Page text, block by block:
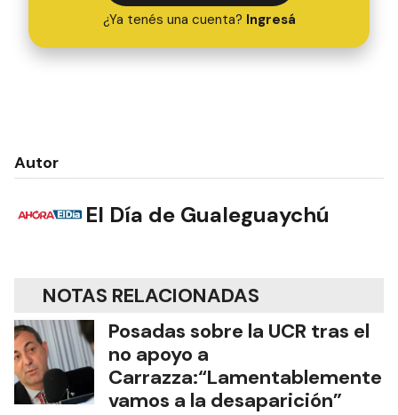
¿Ya tenés una cuenta? Ingresá
Autor
El Día de Gualeguaychú
NOTAS RELACIONADAS
Posadas sobre la UCR tras el
no apoyo a
Carrazza:“Lamentablemente
vamos a la desaparición”